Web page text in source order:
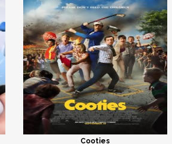
Cooties